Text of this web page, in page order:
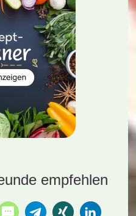
empfehlen